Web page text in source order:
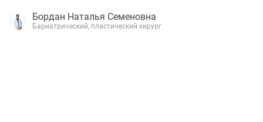
Бордан Наталья Семеновна
Бариатрический, пластический хирург